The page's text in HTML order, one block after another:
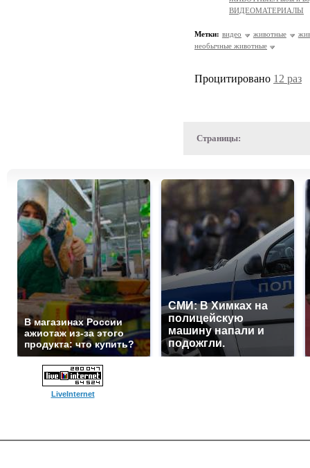
ВИДЕОМАТЕРИАЛЫ
Метки: видео животные
необычные животные
Процитировано 12 раз
Страницы:
В магазинах России
ажиотаж из-за этого
продукта: что купить?
СМИ: В Химках на
полицейскую
машину напали и
подожгли.
LiveInternet